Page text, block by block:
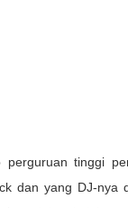
tinggi
dan yang DJ-nya